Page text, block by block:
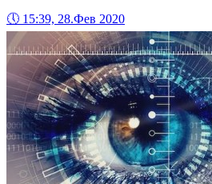
🕔 15:39, 28.Фев 2020